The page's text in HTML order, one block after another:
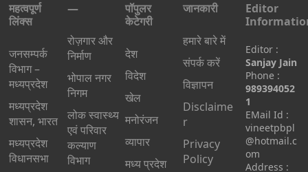
महत्वपूर्ण
लिंक्स
जनसम्पर्क
विभाग –
मध्यप्रदेश
मध्यप्रदेश
शासन, भारत
मध्‍यप्रदेश
विधानसभा
—
रोज़गार और
निर्माण
भोपाल नगर
निगम
लोक स्वास्थ्य
एवं परिवार
कल्याण
विभाग
पॉपुलर
केटेगरी
देश
विदेश
खेल
मनोरंजन
व्यापार
मध्य प्रदेश
जानकारी
हमारे बारे में
संपर्क करें
विज्ञापन
Disclaime
r
Privacy
Policy
Editor
Editor :
Sanjay Jain
Phone :
989394052
1
EMail Id :
vineetpbpl
@hotmail.c
om
Address :